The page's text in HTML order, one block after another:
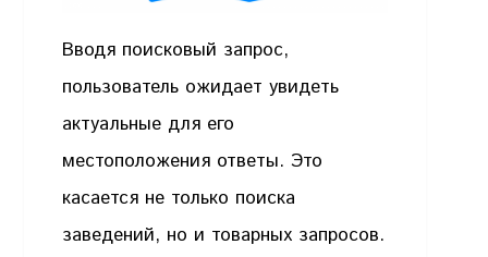
Вводя поисковый запрос,
пользователь ожидает увидеть
актуальные для его
местоположения ответы. Это
касается не только поиска
заведений, но и товарных запросов.